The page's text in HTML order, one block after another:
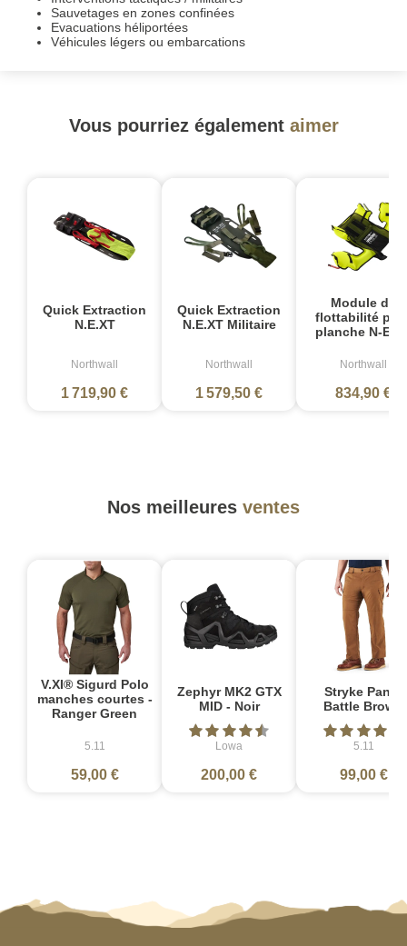
Sauvetages en zones confinées
Evacuations héliportées
Véhicules légers ou embarcations
Vous pourriez également aimer
Quick Extraction
N.E.XT
Northwall
1 719,90 €
Quick Extraction
N.E.XT Militaire
Northwall
1 579,50 €
Module de
flottabilité
planche N-E-
Northwall
834,90 €
Nos meilleures ventes
V.XI® Sigurd Polo
manches courtes -
Ranger Green
5.11
59,00 €
Zephyr MK2 GTX
MID - Noir
Lowa
200,00 €
Stryke Pant -
Battle Brown
5.11
99,00 €